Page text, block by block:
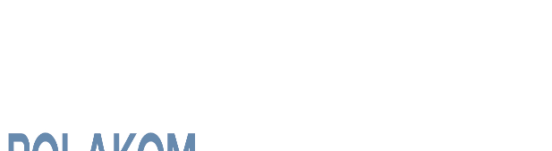
- Bridge Media TV - Wielokulturowy kanał telewizyjny na Litwie